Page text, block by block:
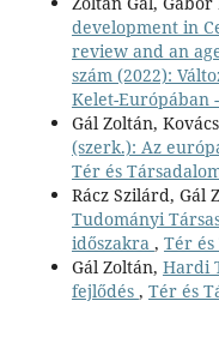
development in
review and an
szám (2022):
Kelet-Európában
Gál Zoltán,
(szerk.): Az
Tér és
Rácz Szilárd, Gál
Tudományi
időszakra , Tér és
Gál Zoltán, Hardi
fejlődés , Tér és